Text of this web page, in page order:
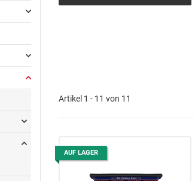
Artikel 1 - 11 von 11
AUF LAGER